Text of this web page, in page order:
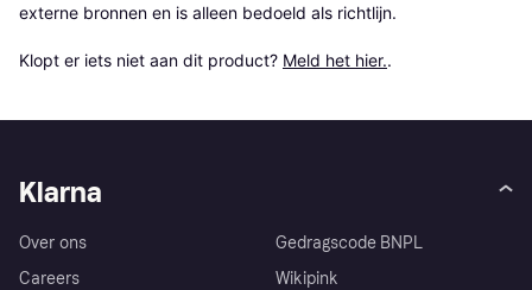
externe bronnen en is alleen bedoeld als richtlijn.
Klopt er iets niet aan dit product? Meld het hier..
Klarna
Over ons
Careers
Gedragscode BNPL
Wikipink